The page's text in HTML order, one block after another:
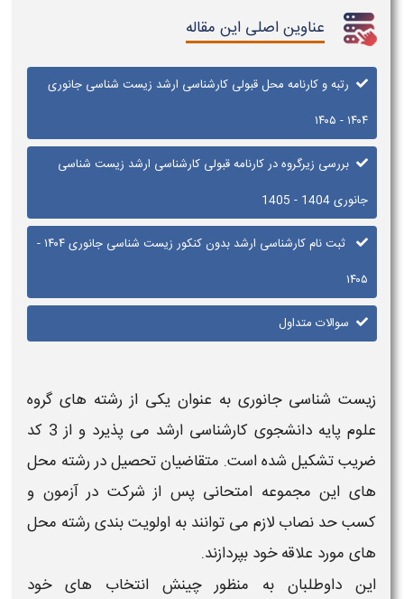
عناوین اصلی این مقاله
رتبه و کارنامه محل قبولی کارشناسی ارشد زیست شناسی جانوری
۱۴۰۴ - ۱۴۰۵
بررسی زیرگروه در کارنامه قبولی کارشناسی ارشد زیست شناسی
جانوری 1404 - 1405
ثبت نام کارشناسی ارشد بدون کنکور زیست شناسی جانوری ۱۴۰۴ -
۱۴۰۵
سوالات متداول
زیست شناسی جانوری به عنوان یکی از رشته های گروه
علوم پایه دانشجوی کارشناسی ارشد
می پذیرد و از 3 کد
ضریب تشکیل شده است. متقاضیان تحصیل در رشته محل
های این مجموعه امتحانی پس از شرکت در آزمون و
کسب حد نصاب لازم می توانند به اولویت بندی رشته محل
های مورد علاقه خود بپردازند.
این داوطلبان به منظور چینش انتخاب های خود